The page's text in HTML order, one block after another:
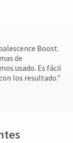
Boost.
de
usado. Es fácil
los resultado."